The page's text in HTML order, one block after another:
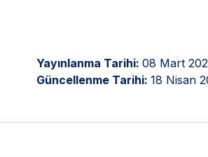
Yayınlanma Tarihi: 08 Mart
Güncellenme Tarihi: 18 Nisan